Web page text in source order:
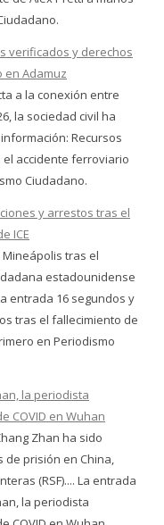
verificados y derechos
en Adamuz
a la conexión entre
la sociedad civil ha
Recursos
accidente ferroviario
Ciudadano.
y arrestos tras el
ICE
tras el
estadounidense
entrada 16 segundos y
tras el fallecimiento de
en Periodismo
la periodista
COVID en Wuhan
Zhan ha sido
prisión en China,
(RSF).... La entrada
la periodista